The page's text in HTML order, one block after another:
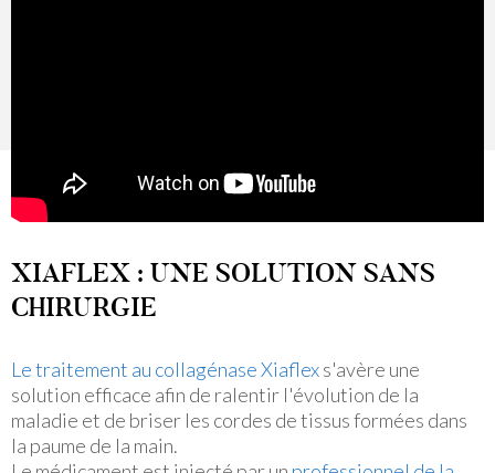
XIAFLEX : UNE SOLUTION SANS
CHIRURGIE
Le traitement au collagénase Xiaflexs'avère une
solution efficace afin de ralentir l'évolution de la
maladie et de briser les cordes de tissus formées dans
la paume de la main.